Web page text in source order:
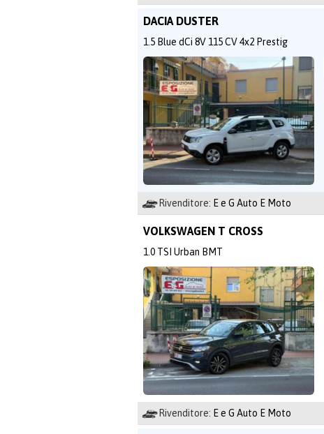
DACIA DUSTER
1.5 Blue dCi 8V 115 CV 4x2 Prestig
Rivenditore: E e G Auto E Moto
VOLKSWAGEN T CROSS
1.0 TSI Urban BMT
Rivenditore: E e G Auto E Moto